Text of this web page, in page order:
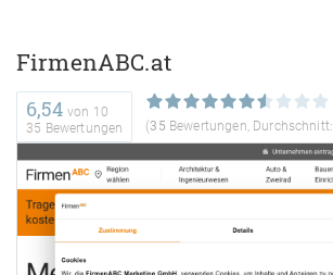
FirmenABC.at
6,54 von 10
35 Bewertungen
(35 Bewertungen, Durchschnitt: